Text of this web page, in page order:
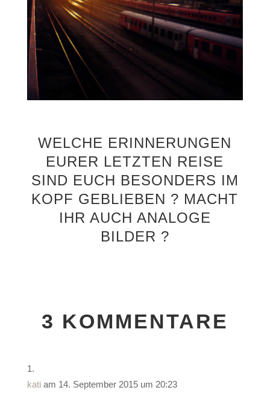
WELCHE ERINNERUNGEN
EURER LETZTEN REISE
SIND EUCH BESONDERS IM
KOPF GEBLIEBEN ? MACHT
IHR AUCH ANALOGE
BILDER ?
3 KOMMENTARE
kati am 14. September 2015 um 20:23